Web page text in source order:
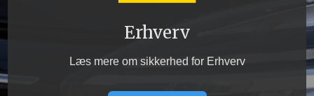
Erhverv
Læs mere om sikkerhed for Erhverv